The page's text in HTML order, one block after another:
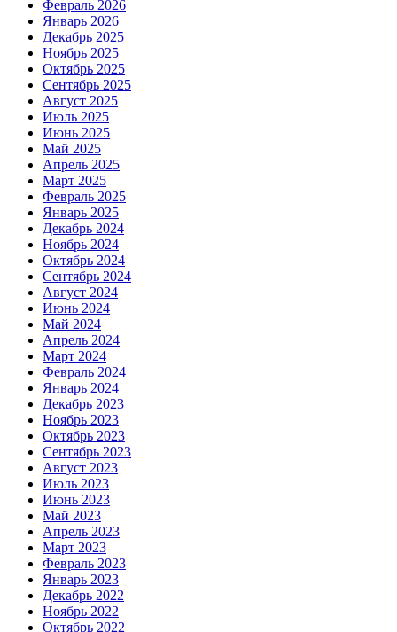
Февраль 2026
Январь 2026
Декабрь 2025
Ноябрь 2025
Октябрь 2025
Сентябрь 2025
Август 2025
Июль 2025
Июнь 2025
Май 2025
Апрель 2025
Март 2025
Февраль 2025
Январь 2025
Декабрь 2024
Ноябрь 2024
Октябрь 2024
Сентябрь 2024
Август 2024
Июнь 2024
Май 2024
Апрель 2024
Март 2024
Февраль 2024
Январь 2024
Декабрь 2023
Ноябрь 2023
Октябрь 2023
Сентябрь 2023
Август 2023
Июль 2023
Июнь 2023
Май 2023
Апрель 2023
Март 2023
Февраль 2023
Январь 2023
Декабрь 2022
Ноябрь 2022
Октябрь 2022